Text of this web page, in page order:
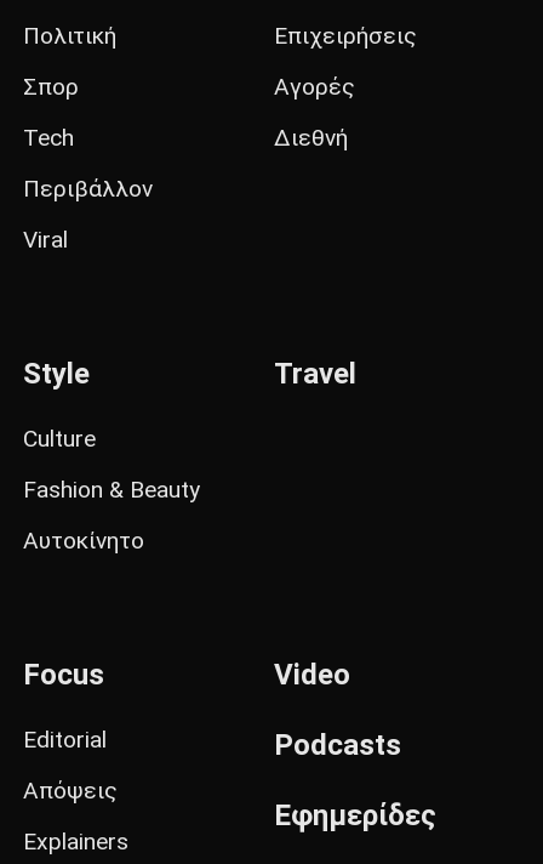
Πολιτική
Σπορ
Tech
Περιβάλλον
Viral
Επιχειρήσεις
Αγορές
Διεθνή
Style
Culture
Fashion & Beauty
Αυτοκίνητο
Travel
Focus
Editorial
Απόψεις
Explainers
Video
Podcasts
Εφημερίδες